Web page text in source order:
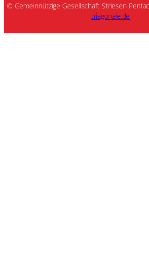
© Gemeinnützige Gesellschaft Striesen
triagonale.de